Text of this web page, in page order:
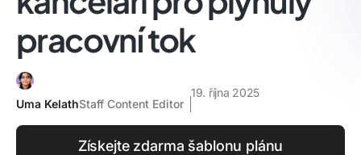
pracovní tok
Uma KelathStaff Content Editor
19. října 2025
Získejte zdarma šablonu plánu